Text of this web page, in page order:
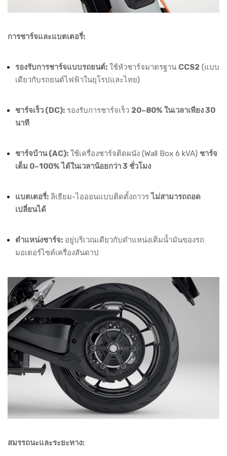
การชาร์จและแบตเตอรี่:
รองรับการชาร์จแบบรถยนต์: ใช้หัวชาร์จมาตรฐาน CCS2 (แบบ
เดียวกับรถยนต์ไฟฟ้าในยุโรปและไทย)
ชาร์จเร็ว (DC): รองรับการชาร์จเร็ว 20–80% ในเวลาเพียง 30
นาที
ชาร์จบ้าน (AC): ใช้เครื่องชาร์จติดผนัง (Wall Box 6 kVA) ชาร์จ
เต็ม 0–100% ได้ในเวลาน้อยกว่า 3 ชั่วโมง
แบตเตอรี่: ลิเธียม-ไอออนแบบติดตั้งถาวรไม่สามารถถอด
เปลี่ยนได้
ตำแหน่งชาร์จ: อยู่บริเวณเดียวกับตำแหน่งเติมน้ำมันของรถ
มอเตอร์ไซค์เครื่องสันดาป
สมรรถนะและระยะทาง: